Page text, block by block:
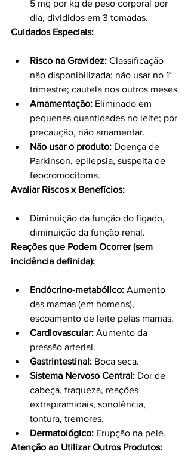
5 mg por kg de peso corporal por
dia, divididos em 3 tomadas.
Cuidados Especiais:
Risco na Gravidez: Classificação
não disponibilizada; não usar no 1°
trimestre; cautela nos outros meses.
Amamentação: Eliminado em
pequenas quantidades no leite; por
precaução, não amamentar.
Não usar o produto: Doença de
Parkinson, epilepsia, suspeita de
feocromocitoma.
Avaliar Riscos x Benefícios:
Diminuição da função do fígado,
diminuição da função renal.
Reações que Podem Ocorrer (sem
incidência definida):
Endócrino-metabólico: Aumento
das mamas (em homens),
escoamento de leite pelas mamas.
Cardiovascular: Aumento da
pressão arterial.
Gastrintestinal: Boca seca.
Sistema Nervoso Central: Dor de
cabeça, fraqueza, reações
extrapiramidais, sonolência,
tontura, tremores.
Dermatológico: Erupção na pele.
Atenção ao Utilizar Outros Produtos: